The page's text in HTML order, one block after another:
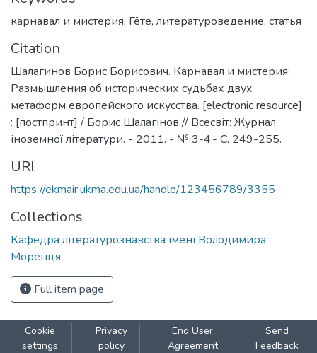
карнавал и мистерия, Гёте, литературоведение, статья
Citation
Шалагинов Борис Борисович. Карнавал и мистерия:
Размышления об исторических судьбах двух
метаформ европейского искусства. [electronic resource]
: [постпринт] / Борис Шалагінов // Всесвіт: Журнал
іноземної літератури. - 2011. - № 3-4.- С. 249-255.
URI
https://ekmair.ukma.edu.ua/handle/123456789/3355
Collections
Кафедра літературознавства імені Володимира
Моренця
Full item page
Cookie
settings
Privacy
policy
End User
Agreement
Send
Feedback